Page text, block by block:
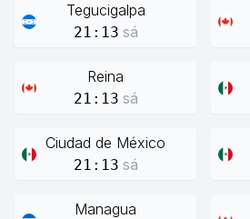
Tegucigalpa
21:13 sá
Reina
21:13 sá
Ciudad de México
21:13 sá
Managua